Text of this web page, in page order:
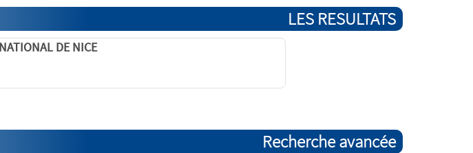
LES RESULTATS
DE NICE
Recherche avancée